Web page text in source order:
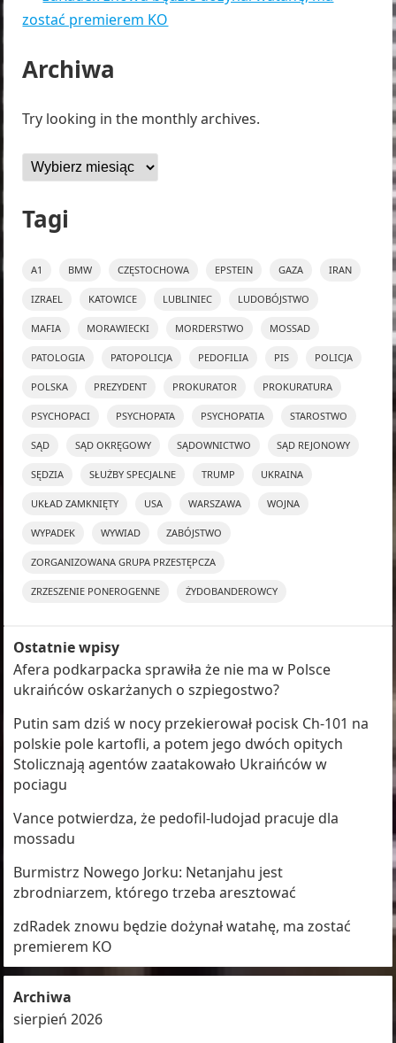
zostać premierem KO
Archiwa
Try looking in the monthly archives.
Archiwa
Tagi
A1 BMW CZĘSTOCHOWA EPSTEIN GAZA IRAN
IZRAEL KATOWICE LUBLINIEC LUDOBÓJSTWO
MAFIA MORAWIECKI MORDERSTWO MOSSAD
PATOLOGIA PATOPOLICJA PEDOFILIA PIS POLICJA
POLSKA PREZYDENT PROKURATOR PROKURATURA
PSYCHOPACI PSYCHOPATA PSYCHOPATIA STAROSTWO
SĄD SĄD OKRĘGOWY SĄDOWNICTWO SĄD REJONOWY
SĘDZIA SŁUŻBY SPECJALNE TRUMP UKRAINA
UKŁAD ZAMKNIĘTY USA WARSZAWA WOJNA
WYPADEK WYWIAD ZABÓJSTWO
ZORGANIZOWANA GRUPA PRZESTĘPCZA
ZRZESZENIE PONEROGENNE ŻYDOBANDEROWCY
Ostatnie wpisy
Afera podkarpacka sprawiła że nie ma w Polsce
ukraińców oskarżanych o szpiegostwo?
Putin sam dziś w nocy przekierował pocisk Ch-101 na
polskie pole kartofli, a potem jego dwóch opitych
Stolicznają agentów zaatakowało Ukraińców w
pociagu
Vance potwierdza, że pedofil-ludojad pracuje dla
mossadu
Burmistrz Nowego Jorku: Netanjahu jest
zbrodniarzem, którego trzeba aresztować
zdRadek znowu będzie dożynał watahę, ma zostać
premierem KO
Archiwa
sierpień 2026